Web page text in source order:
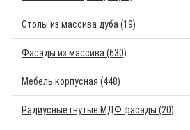
Столы из массива дуба (19)
Фасады из массива (630)
Мебель корпусная (448)
Радиусные гнутые МДФ фасады (20)